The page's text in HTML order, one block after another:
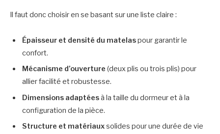
Il faut donc choisir en se basant sur une liste claire :
Épaisseur et densité du matelaspour garantir le
confort.
Mécanisme d’ouverture (deux plis ou trois plis) pour
allier facilité et robustesse.
Dimensions adaptéesà la taille du dormeur et à la
configuration de la pièce.
Structure et matériauxsolides pour une durée de vie